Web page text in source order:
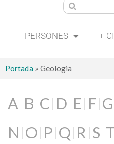
PERSONES +
Portada » Geologia
A B C D E F G
N O P Q R S